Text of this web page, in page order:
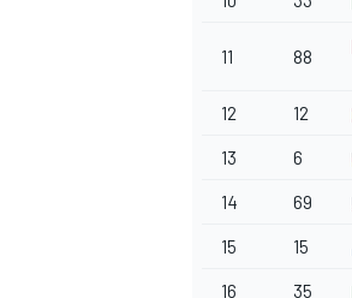
11 88
12 12
13 6
14 69
15 15
16 35